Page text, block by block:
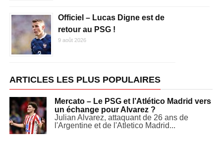
Officiel – Lucas Digne est de
retour au PSG !
9 août 2026
ARTICLES LES PLUS POPULAIRES
Mercato – Le PSG et l’Atlético Madrid vers
un échange pour Alvarez ?
Julian Alvarez, attaquant de 26 ans de
l'Argentine et de l'Atletico Madrid...